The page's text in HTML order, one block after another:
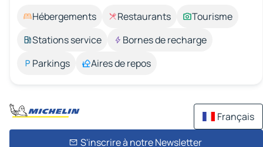
Hébergements Restaurants
Tourisme
Stations service
Bornes de recharge
Parkings
Aires de repos
Français
S'inscrire à notre Newsletter